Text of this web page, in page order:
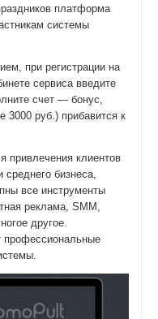
платформа
системы
при регистрации на
сервиса введите
счет — бонус,
3000 руб.) прибавится к
клиентов
бизнеса,
все инструменты
реклама, SMM,
другое.
профессиональные